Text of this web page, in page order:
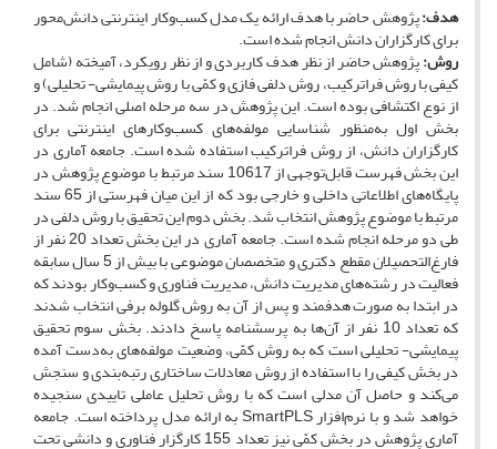
هدف:پژوهش حاضر با هدف ارائه یک مدل کسب‌وکار اینترنتی دانش‌‌محور
برای کارگزاران دانش انجام شده است.
روش:پژوهش حاضر از نظر هدف کاربردی و از نظر رویکرد، آمیخته (شامل
کیفی با روش فراترکیب، روش دلفی فازی و کمّی با روش پیمایشی- تحلیلی) و
از نوع اکتشافی بوده است. این پژوهش در سه مرحله اصلی انجام شد. در
بخش اول به‌‌منظور شناسایی مولفه‌‌های کسب‌وکارهای اینترنتی برای
کارگزاران دانش، از روش فراترکیب استفاده شده است. جامعه آماری در
این بخش فهرست قابل‌توجهی از 10617 سند مرتبط با موضوع پژوهش در
پایگاه‌‌های اطلاعاتی داخلی و خارجی بود که از این میان فهرستی از 65 سند
مرتبط با موضوع پژوهش انتخاب شد. بخش دوم این تحقیق با روش دلفی در
طی دو مرحله انجام شده است. جامعه آماری در این بخش تعداد 20 نفر از
فارغ‌‌التحصیلان مقطع دکتری و متخصصان موضوعی با بیش از 5 سال سابقه
فعالیت در رشته‌‌های مدیریت دانش، مدیریت فناوری و کسب‌وکار بودند که
در ابتدا به صورت هدفمند و پس از آن به روش گلوله برفی انتخاب شدند
که تعداد 10 نفر از آن‌‌ها به پرسشنامه پاسخ دادند. بخش سوم تحقیق
پیمایشی- تحلیلی است که به روش کمّی، وضعیت مولفه‌های به‌دست ‌آمده
در بخش کیفی را با استفاده از روش معادلات ساختاری رتبه‌بندی و سنجش
می‌کند و حاصل آن مدلی است که با روش تحلیل عاملی تاییدی سنجیده
خواهد شد و با نرم‌افزار SmartPLS به ارائه مدل پرداخته است. جامعه
آماری پژوهش در بخش کمّی نیز تعداد 155 کارگزار فناوری و دانشی تحت